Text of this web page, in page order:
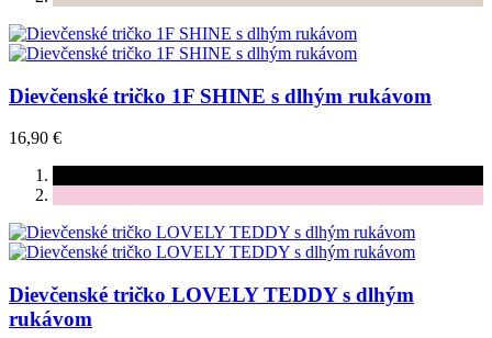
Dievčenské tričko 1F SHINE s dlhým rukávom
16,90 €
Dievčenské tričko LOVELY TEDDY s dlhým
rukávom